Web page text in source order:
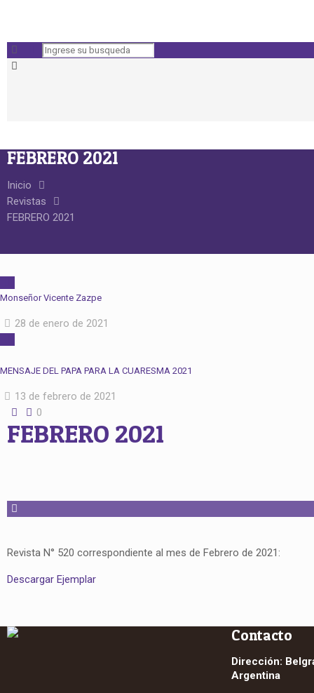
FEBRERO 2021
Inicio
Revistas
FEBRERO 2021
Monseñor Vicente Zazpe
28 de enero de 2021
MENSAJE DEL PAPA PARA LA CUARESMA 2021
13 de febrero de 2021
0
FEBRERO 2021
Revista N° 520 correspondiente al mes de Febrero de 2021:
Descargar Ejemplar
Contacto
Dirección:
Argentina